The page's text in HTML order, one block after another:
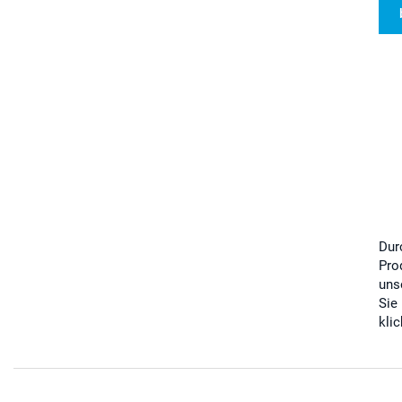
Sie